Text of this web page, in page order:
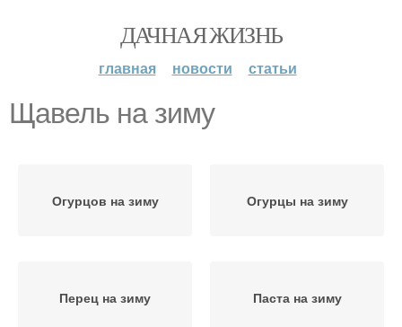
ДАЧНАЯ ЖИЗНЬ
главная новости статьи
Щавель на зиму
Огурцов на зиму Огурцы на зиму
Перец на зиму Паста на зиму